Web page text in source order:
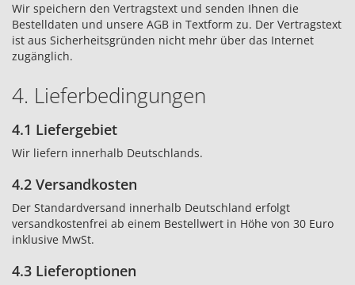
Wir speichern den Vertragstext und senden Ihnen die
Bestelldaten und unsere AGB in Textform zu. Der Vertragstext
ist aus Sicherheitsgründen nicht mehr über das Internet
zugänglich.
4. Lieferbedingungen
4.1 Liefergebiet
Wir liefern innerhalb Deutschlands.
4.2 Versandkosten
Der Standardversand innerhalb Deutschland erfolgt
versandkostenfrei ab einem Bestellwert in Höhe von 30 Euro
inklusive MwSt.
4.3 Lieferoptionen